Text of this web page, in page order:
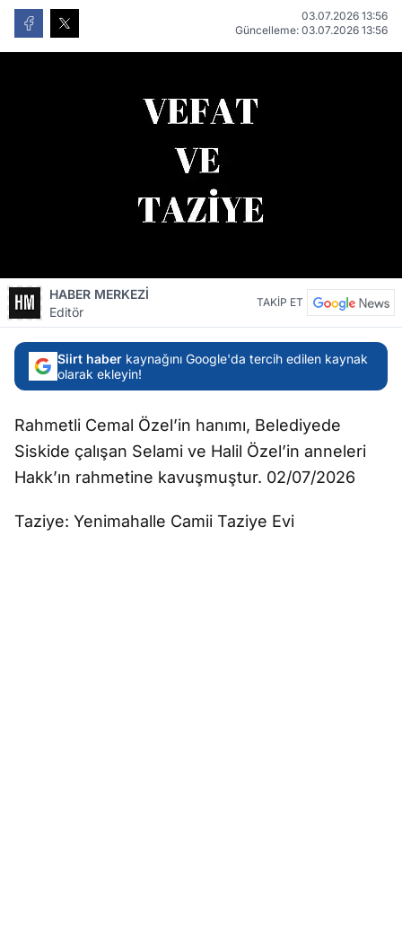
03.07.2026 13:56
Güncelleme: 03.07.2026 13:56
HABER MERKEZİ
Editör
TAKİP ET
Siirt haber kaynağını Google'da tercih edilen kaynak
olarak ekleyin!
Rahmetli Cemal Özel’in hanımı, Belediyede
Siskide çalışan Selami ve Halil Özel’in anneleri
Hakk’ın rahmetine kavuşmuştur. 02/07/2026
Taziye: Yenimahalle Camii Taziye Evi